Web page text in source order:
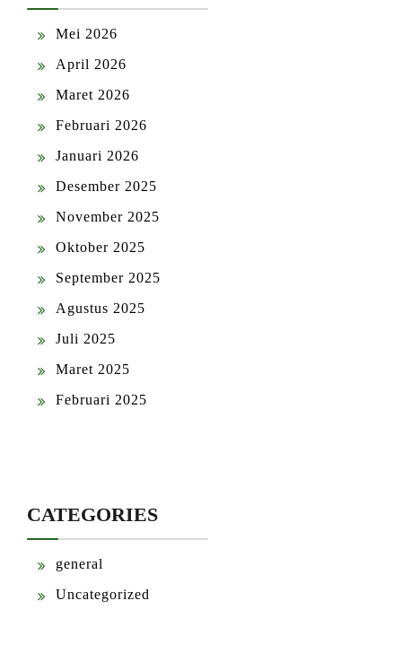
Mei 2026
April 2026
Maret 2026
Februari 2026
Januari 2026
Desember 2025
November 2025
Oktober 2025
September 2025
Agustus 2025
Juli 2025
Maret 2025
Februari 2025
CATEGORIES
general
Uncategorized